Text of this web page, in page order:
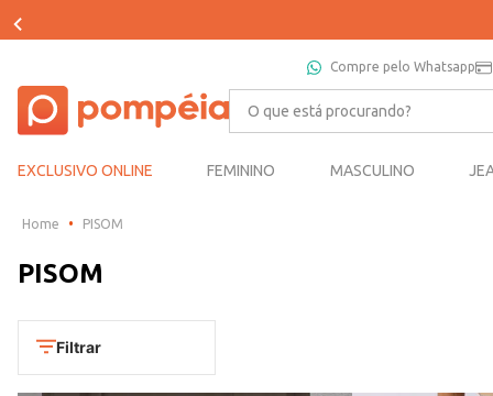
Compre pelo Whatsapp
O que está procurando?
EXCLUSIVO ONLINE FEMININO MASCULINO
PISOM
PISOM
Filtrar